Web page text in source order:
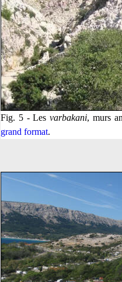
Fig. 5 - Les varbakani, murs
grand format.